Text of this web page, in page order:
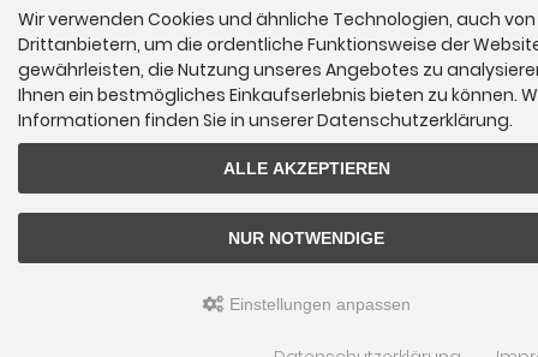
Wir verwenden Cookies und ähnliche Technologien, auch von
Drittanbietern, um die ordentliche Funktionsweise der
gewährleisten, die Nutzung unseres Angebotes zu
Ihnen ein bestmögliches Einkaufserlebnis bieten zu können.
Informationen finden Sie in unserer Datenschutzerklärung.
ALLE AKZEPTIEREN
NUR NOTWENDIGE
Einstellungen anpassen